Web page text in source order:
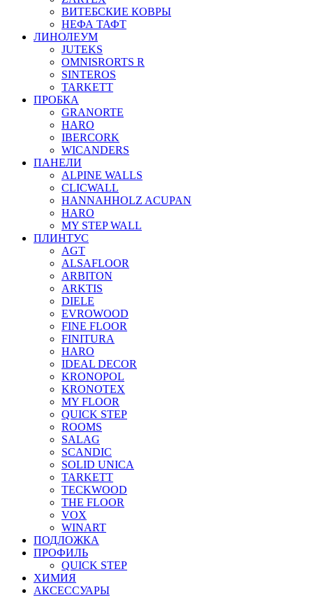
ВИТЕБСКИЕ КОВРЫ
НЕФА ТАФТ
ЛИНОЛЕУМ
JUTEKS
OMNISRORTS R
SINTEROS
TARKETT
ПРОБКА
GRANORTE
HARO
IBERCORK
WICANDERS
ПАНЕЛИ
ALPINE WALLS
CLICWALL
HANNAHHOLZ ACUPAN
HARO
MY STEP WALL
ПЛИНТУС
AGT
ALSAFLOOR
ARBITON
ARKTIS
DIELE
EVROWOOD
FINE FLOOR
FINITURA
HARO
IDEAL DECOR
KRONOPOL
KRONOTEX
MY FLOOR
QUICK STEP
ROOMS
SALAG
SCANDIC
SOLID UNICA
TARKETT
TECKWOOD
THE FLOOR
VOX
WINART
ПОДЛОЖКА
ПРОФИЛЬ
QUICK STEP
ХИМИЯ
АКСЕССУАРЫ